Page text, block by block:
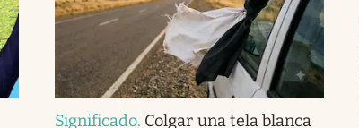
Significado. Colgar una tela blanca